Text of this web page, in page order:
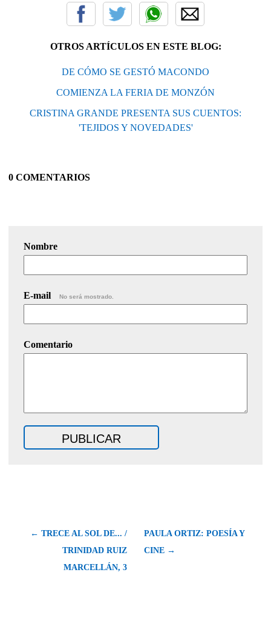
OTROS ARTÍCULOS EN ESTE BLOG:
DE CÓMO SE GESTÓ MACONDO
COMIENZA LA FERIA DE MONZÓN
CRISTINA GRANDE PRESENTA SUS CUENTOS:
'TEJIDOS Y NOVEDADES'
0 COMENTARIOS
Nombre
E-mail No será mostrado.
Comentario
← TRECE AL SOL DE... /
TRINIDAD RUIZ
MARCELLÁN, 3
PAULA ORTIZ: POESÍA Y
CINE →